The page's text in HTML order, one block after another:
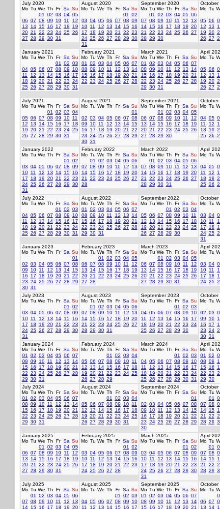
July 2020
Mo Tu We Th Fr Sa Su
01
02 03 04 05
06 07 08 09 10 11
12
13
14 15 16 17 18
19
20 21 22 23 24 25 26
27 28 29 30 31
August 2020
Mo Tu We Th Fr Sa Su
01
02
03 04 05 06 07 08 09
10 11 12 13 14 15 16
17
18 19 20 21 22 23
24 25 26 27 28 29 30
31
September 2020
Mo Tu We Th Fr Sa Su
01
02 03 04 05 06
07 08 09 10 11 12
13
14 15 16 17 18 19 20
21
22 23 24 25 26 27
28 29 30
October
Mo Tu
05 06
12
13
19 20
26 27
January 2021
Mo Tu We Th Fr Sa Su
01
02 03
04 05 06 07 08 09
10
11
12 13 14 15 16
17
18
19 20 21 22 23 24
25 26 27 28 29 30 31
February 2021
Mo Tu We Th Fr Sa Su
01
02 03 04 05 06 07
08 09 10 11 12 13
14
15 16 17 18 19 20 21
22 23 24 25 26 27 28
March 2021
Mo Tu We Th Fr Sa Su
01
02 03 04 05 06 07
08 09 10 11 12 13
14
15 16 17 18 19 20 21
22 23 24 25 26 27 28
29 30 31
April
Mo Tu
05 06
12
13
19 20
26 27
July 2021
Mo Tu We Th Fr Sa Su
01
02 03 04
05 06 07 08 09 10 11
12
13 14 15 16 17
18
19 20 21 22 23 24 25
26 27 28 29 30 31
August 2021
Mo Tu We Th Fr Sa Su
01
02 03 04 05 06 07 08
09
10 11 12 13 14 15
16
17 18 19 20 21
22
23 24 25 26 27 28 29
30 31
September 2021
Mo Tu We Th Fr Sa Su
01
02 03 04 05
06 07 08 09 10 11
12
13
14 15 16 17 18
19
20 21 22 23 24 25 26
27 28 29 30
October
Mo Tu
04 05
11
12
18
19
25 26
January 2022
Mo Tu We Th Fr Sa Su
01
02
03 04 05 06 07 08 09
10 11 12 13 14 15 16
17
18 19 20 21 22 23
24 25 26 27 28 29 30
31
February 2022
Mo Tu We Th Fr Sa Su
01
02 03 04 05 06
07 08 09 10 11 12
13
14 15 16 17 18 19 20
21
22 23 24 25 26 27
28
March 2022
Mo Tu We Th Fr Sa Su
01
02 03 04 05 06
07 08 09 10 11 12
13
14 15 16 17 18 19 20
21
22 23 24 25 26 27
28 29 30 31
April
Mo Tu
04 05
11
12
18
19
25 26
July 2022
Mo Tu We Th Fr Sa Su
01
02 03
04 05 06 07 08 09
10
11
12 13 14 15 16
17
18
19 20 21 22 23 24
25 26 27 28 29 30 31
August 2022
Mo Tu We Th Fr Sa Su
01
02 03 04 05 06 07
08 09 10 11 12 13
14
15 16 17 18 19 20 21
22 23 24 25 26 27 28
29 30 31
September 2022
Mo Tu We Th Fr Sa Su
01
02 03 04
05 06 07 08 09 10 11
12
13 14 15 16 17
18
19 20 21 22 23 24 25
26 27 28 29 30
October
Mo Tu
03 04
10 11
17
18
24 25
31
January 2023
Mo Tu We Th Fr Sa Su
01
02 03 04 05 06 07 08
09
10 11 12 13 14 15
16
17 18 19 20 21
22
23 24 25 26 27 28 29
30 31
February 2023
Mo Tu We Th Fr Sa Su
01
02 03 04 05
06 07 08 09 10 11
12
13
14 15 16 17 18
19
20 21 22 23 24 25 26
27 28
March 2023
Mo Tu We Th Fr Sa Su
01
02 03 04 05
06 07 08 09 10 11
12
13
14 15 16 17 18
19
20 21 22 23 24 25 26
27 28 29 30 31
April
Mo Tu
03 04
10 11
17
18
24 25
July 2023
Mo Tu We Th Fr Sa Su
01
02
03 04 05 06 07 08 09
10 11 12 13 14 15 16
17
18 19 20 21 22 23
24 25 26 27 28 29 30
31
August 2023
Mo Tu We Th Fr Sa Su
01
02 03 04 05 06
07 08 09 10 11 12
13
14 15 16 17 18 19 20
21
22 23 24 25 26 27
28 29 30 31
September 2023
Mo Tu We Th Fr Sa Su
01
02 03
04 05 06 07 08 09
10
11
12 13 14 15 16
17
18
19 20 21 22 23 24
25 26 27 28 29 30
October
Mo Tu
02 03
09
10
16
17
23 24
30 31
January 2024
Mo Tu We Th Fr Sa Su
01
02 03 04 05 06 07
08 09 10 11 12 13
14
15 16 17 18 19 20 21
22 23 24 25 26 27 28
29 30 31
February 2024
Mo Tu We Th Fr Sa Su
01
02 03 04
05 06 07 08 09 10 11
12
13 14 15 16 17
18
19 20 21 22 23 24 25
26 27 28 29
March 2024
Mo Tu We Th Fr Sa Su
01
02 03
04 05 06 07 08 09
10
11
12 13 14 15 16
17
18
19 20 21 22 23 24
25 26 27 28 29 30 31
April
Mo Tu
01
02
08 09
15 16
22 23
29 30
July 2024
Mo Tu We Th Fr Sa Su
01
02 03 04 05 06 07
08 09 10 11 12 13
14
15 16 17 18 19 20 21
22 23 24 25 26 27 28
29 30 31
August 2024
Mo Tu We Th Fr Sa Su
01
02 03 04
05 06 07 08 09 10 11
12
13 14 15 16 17
18
19 20 21 22 23 24 25
26 27 28 29 30 31
September 2024
Mo Tu We Th Fr Sa Su
01
02 03 04 05 06 07 08
09
10 11 12 13 14 15
16
17 18 19 20 21
22
23 24 25 26 27 28 29
30
October
Mo Tu
01
07 08
14 15
21
22
28 29
January 2025
Mo Tu We Th Fr Sa Su
01
02 03 04 05
06 07 08 09 10 11
12
13
14 15 16 17 18
19
20 21 22 23 24 25 26
27 28 29 30 31
February 2025
Mo Tu We Th Fr Sa Su
01
02
03 04 05 06 07 08 09
10 11 12 13 14 15 16
17
18 19 20 21 22 23
24 25 26 27 28
March 2025
Mo Tu We Th Fr Sa Su
01
02
03 04 05 06 07 08 09
10 11 12 13 14 15 16
17
18 19 20 21 22 23
24 25 26 27 28 29 30
31
April
Mo Tu
01
07 08
14 15
21
22
28 29
July 2025
Mo Tu We Th Fr Sa Su
01
02 03 04 05 06
07 08 09 10 11 12
13
14 15 16 17 18 19 20
August 2025
Mo Tu We Th Fr Sa Su
01
02 03
04 05 06 07 08 09
10
11
12 13 14 15 16 17
September 2025
Mo Tu We Th Fr Sa Su
01
02 03 04 05 06 07
08 09 10 11 12 13
14
15 16 17 18 19 20 21
October
Mo Tu
06 07
13
14